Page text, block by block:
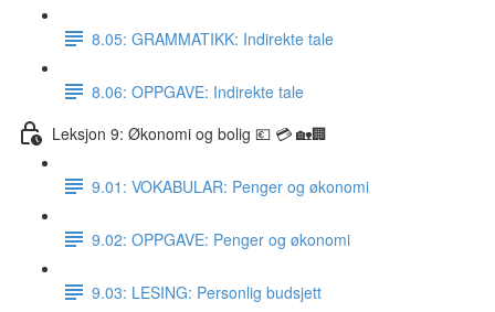
8.05: GRAMMATIKK: Indirekte tale
8.06: OPPGAVE: Indirekte tale
Leksjon 9: Økonomi og bolig 💶 💳 🏡🏢
9.01: VOKABULAR: Penger og økonomi
9.02: OPPGAVE: Penger og økonomi
9.03: LESING: Personlig budsjett